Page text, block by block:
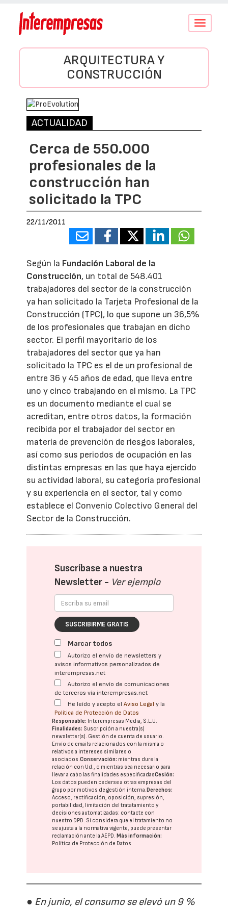
Conmutar
ARQUITECTURA Y
CONSTRUCCIÓN
ACTUALIDAD
Cerca de 550.000
profesionales de la
construcción han
solicitado la TPC
22/11/2011
Según la Fundación Laboral de la
Construcción, un total de 548.401
trabajadores del sector de la construcción
ya han solicitado la Tarjeta Profesional de la
Construcción (TPC), lo que supone un 36,5%
de los profesionales que trabajan en dicho
sector. El perfil mayoritario de los
trabajadores del sector que ya han
solicitado la TPC es el de un profesional de
entre 36 y 45 años de edad, que lleva entre
uno y cinco trabajando en el mismo. La TPC
es un documento mediante el cual se
acreditan, entre otros datos, la formación
recibida por el trabajador del sector en
materia de prevención de riesgos laborales,
así como sus periodos de ocupación en las
distintas empresas en las que haya ejercido
su actividad laboral, su categoría profesional
y su experiencia en el sector, tal y como
establece el Convenio Colectivo General del
Sector de la Construcción.
Suscríbase a nuestra
Newsletter - Ver ejemplo
SUSCRIBIRME GRATIS
Marcar todos
Autorizo el envío de newsletters y
avisos informativos personalizados de
interempresas.net
Autorizo el envío de comunicaciones
de terceros vía interempresas.net
He leído y acepto elAviso Legal y la
Política de Protección de Datos
Responsable: Interempresas Media, S.L.U.
Finalidades: Suscripción a nuestra(s)
newsletter(s). Gestión de cuenta de usuario.
Envío de emails relacionados con la misma o
relativos a intereses similares o
asociados.Conservación: mientras dure la
relación con Ud., o mientras sea necesario para
llevar a cabo las finalidades especificadasCesión:
Los datos pueden cederse a otras empresas del
grupo por motivos de gestión interna. Derechos:
Acceso, rectificación, oposición, supresión,
portabilidad, limitación del tratatamiento y
decisiones automatizadas: contacte con
nuestro DPD. Si considera que el tratamiento no
se ajusta a la normativa vigente, puede presentar
reclamación ante laAEPD. Más información:
Política de Protección de Datos
● En junio, el consumo se elevó un 9 %